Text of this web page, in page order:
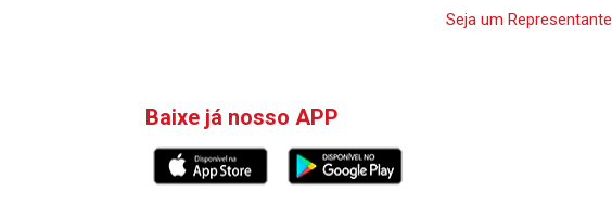
Seja um Representante
Baixe já nosso APP